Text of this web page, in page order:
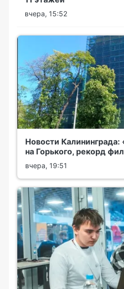
вчера, 15:52
Новости Калининграда:
на Горького, рекорд
вчера, 19:51